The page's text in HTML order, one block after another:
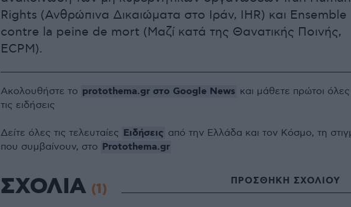
Rights (Ανθρώπινα Δικαιώματα στο Ιράν, IHR) και Ensemble
contre la peine de mort (Μαζί κατά της Θανατικής Ποινής,
ECPM).
Ακολουθήστε το protothema.gr στο Google News και μάθετε πρώτοι όλες
τις ειδήσεις
Δείτε όλες τις τελευταίες Ειδήσεις από την Ελλάδα και τον Κόσμο, τη
που συμβαίνουν, στο Protothema.gr
ΣΧΟΛΙΑ (1) ΠΡΟΣΘΗΚΗ ΣΧΟΛΙΟΥ